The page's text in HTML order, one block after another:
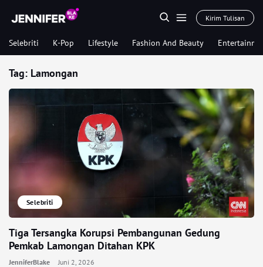
Kirim Tulisan
Selebriti K-Pop Lifestyle Fashion And Beauty
Tag: Lamongan
Selebriti
Tiga Tersangka Korupsi Pembangunan Gedung
Pemkab Lamongan Ditahan KPK
JenniferBlake Juni 2, 2026